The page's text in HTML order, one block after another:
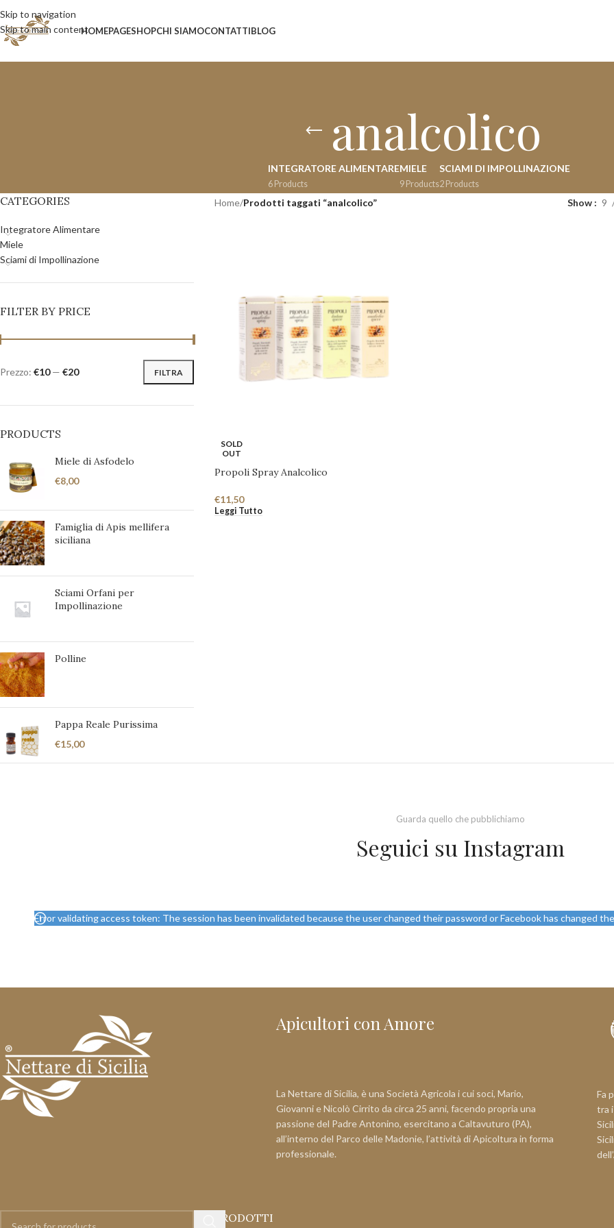
Skip to navigation
Skip to main contentHOMEPAGESHOPCHI SIAMOCONTATTIBLOG
analcolico
INTEGRATORE ALIMENTARE
6 Products
MIELE
9 Products
SCIAMI DI IMPOLLINAZIONE
2 Products
CATEGORIES
Integratore Alimentare
Miele
Sciami di Impollinazione
FILTER BY PRICE
FILTRA
Prezzo: €10— €20
PRODUCTS
Miele di Asfodelo
€8,00
Famiglia di Apis mellifera
siciliana
Sciami Orfani per
Impollinazione
Polline
Pappa Reale Purissima
€15,00
Home/Prodotti taggati “analcolico” Show 9
SOLD
OUT
Propoli Spray Analcolico
€11,50
Leggi Tutto
Guarda quello che pubblichiamo
Seguici su Instagram
Error validating access token: The session has been invalidated because the user changed their password or Facebook has changed
Apicultori con Amore
La Nettare di Sicilia, è una Società Agricola i cui soci, Mario,
Giovanni e Nicolò Cirrito da circa 25 anni, facendo propria una
passione del Padre Antonino, esercitano a Caltavuturo (PA),
all’interno del Parco delle Madonie, l’attività di Apicoltura in forma
professionale.
Fa
tra
PRODOTTI